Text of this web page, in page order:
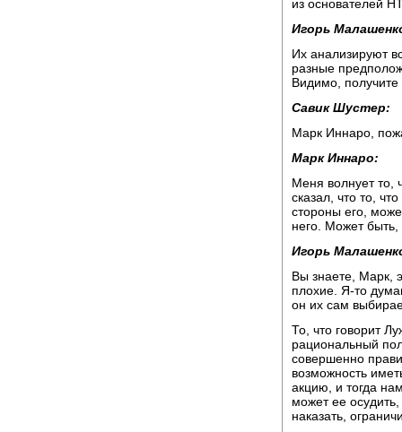
из основателей
Игорь
Их анализируют
разные
Видимо, получите
Савик Шустер:
Марк Иннаро,
Марк Иннаро:
Меня волнует то,
сказал, что то,
стороны его,
него. Может быть,
Игорь
Вы знаете, Марк,
плохие. Я-то
он их сам
То, что говорит
рациональный
совершенно
возможность
акцию, и тогда
может ее
наказать,